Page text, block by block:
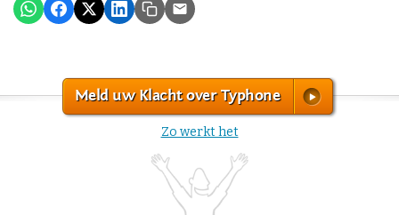
Meld uw Klacht over Typhone
Zo werkt het